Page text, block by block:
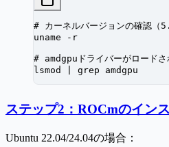
# カーネルバージョンの確認（
uname -r
# amdgpuドライバーがロードさ
lsmod
grep amdgpu
ステップ2：ROCmのイン
Ubuntu 22.04/24.04の場合：